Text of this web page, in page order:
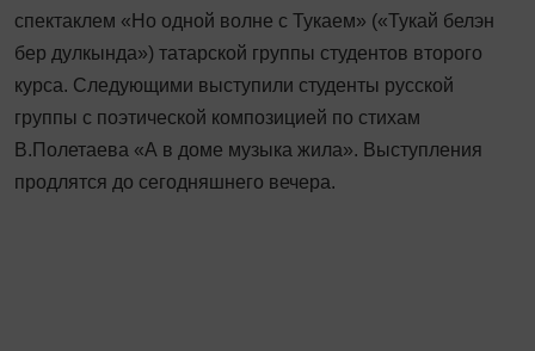
спектаклем «Но одной волне с Тукаем» («Тукай белэн
бер дулкында») татарской группы студентов второго
курса. Следующими выступили студенты русской
группы с поэтической композицией по стихам
В.Полетаева «А в доме музыка жила». Выступления
продлятся до сегодняшнего вечера.